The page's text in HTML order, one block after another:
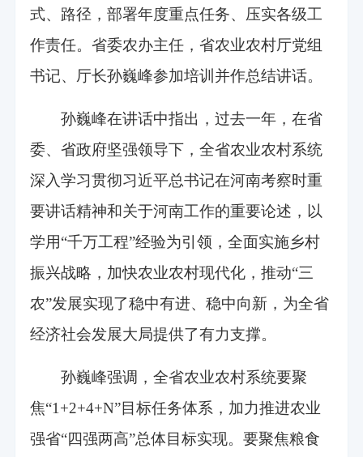
式、路径，部署年度重点任务、压实各级工
作责任。省委农办主任，省农业农村厅党组
书记、厅长孙巍峰参加培训并作总结讲话。
孙巍峰在讲话中指出，过去一年，在省
委、省政府坚强领导下，全省农业农村系统
深入学习贯彻习近平总书记在河南考察时重
要讲话精神和关于河南工作的重要论述，以
学用“千万工程”经验为引领，全面实施乡村
振兴战略，加快农业农村现代化，推动“三
农”发展实现了稳中有进、稳中向新，为全省
经济社会发展大局提供了有力支撑。
孙巍峰强调，全省农业农村系统要聚
焦“1+2+4+N”目标任务体系，加力推进农业
强省“四强两高”总体目标实现。要聚焦粮食